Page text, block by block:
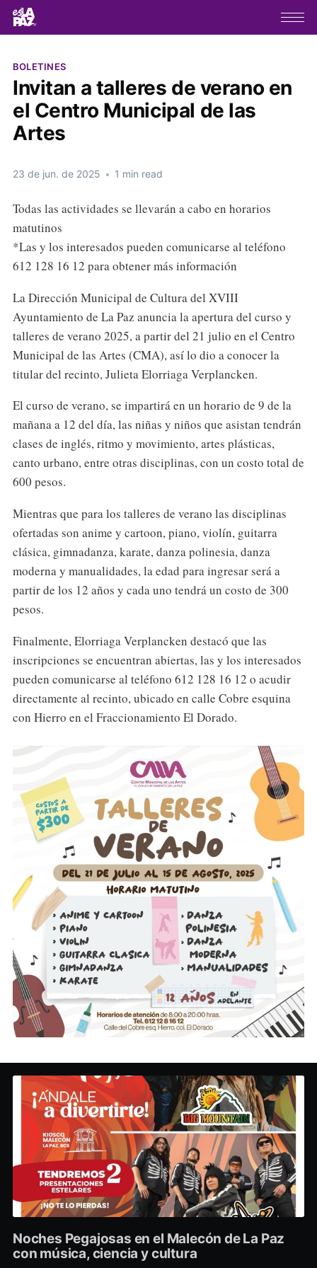
BOLETINES
Invitan a talleres de verano en
el Centro Municipal de las
Artes
23 de jun. de 2025 • 1 min read
Todas las actividades se llevarán a cabo en horarios
matutinos
*Las y los interesados pueden comunicarse al teléfono
612 128 16 12 para obtener más información
La Dirección Municipal de Cultura del XVIII
Ayuntamiento de La Paz anuncia la apertura del curso y
talleres de verano 2025, a partir del 21 julio en el Centro
Municipal de las Artes (CMA), así lo dio a conocer la
titular del recinto, Julieta Elorriaga Verplancken.
El curso de verano, se impartirá en un horario de 9 de la
mañana a 12 del día, las niñas y niños que asistan tendrán
clases de inglés, ritmo y movimiento, artes plásticas,
canto urbano, entre otras disciplinas, con un costo total de
600 pesos.
Mientras que para los talleres de verano las disciplinas
ofertadas son anime y cartoon, piano, violín, guitarra
clásica, gimnadanza, karate, danza polinesia, danza
moderna y manualidades, la edad para ingresar será a
partir de los 12 años y cada uno tendrá un costo de 300
pesos.
Finalmente, Elorriaga Verplancken destacó que las
inscripciones se encuentran abiertas, las y los interesados
pueden comunicarse al teléfono 612 128 16 12 o acudir
directamente al recinto, ubicado en calle Cobre esquina
con Hierro en el Fraccionamiento El Dorado.
Noches Pegajosas en el Malecón de La Paz
con música, ciencia y cultura